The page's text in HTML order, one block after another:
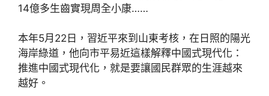
14億多生齒實現周全小康……
本年5月22日，習近平來到山東考核，在日照的陽光
海岸綠道，他向市平易近這樣解釋中國式現代化：
推進中國式現代化，就是要讓國民群眾的生涯越來
越好。